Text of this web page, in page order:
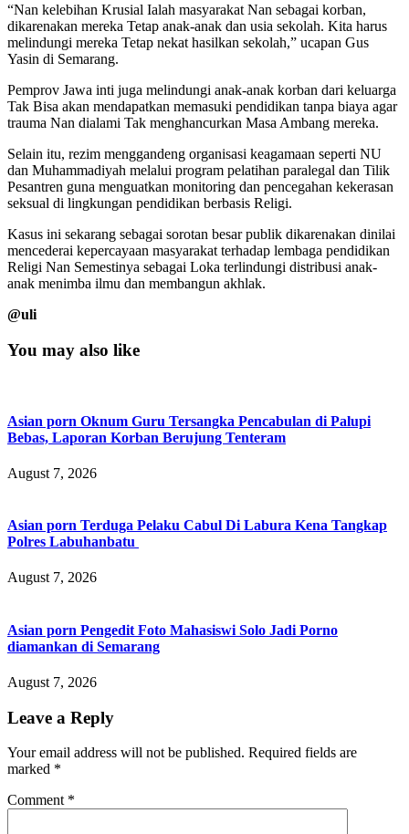
“Nan kelebihan Krusial Ialah masyarakat Nan sebagai korban,
dikarenakan mereka Tetap anak-anak dan usia sekolah. Kita harus
melindungi mereka Tetap nekat hasilkan sekolah,” ucapan Gus
Yasin di Semarang.
Pemprov Jawa inti juga melindungi anak-anak korban dari keluarga
Tak Bisa akan mendapatkan memasuki pendidikan tanpa biaya agar
trauma Nan dialami Tak menghancurkan Masa Ambang mereka.
Selain itu, rezim menggandeng organisasi keagamaan seperti NU
dan Muhammadiyah melalui program pelatihan paralegal dan Tilik
Pesantren guna menguatkan monitoring dan pencegahan kekerasan
seksual di lingkungan pendidikan berbasis Religi.
Kasus ini sekarang sebagai sorotan besar publik dikarenakan dinilai
mencederai kepercayaan masyarakat terhadap lembaga pendidikan
Religi Nan Semestinya sebagai Loka terlindungi distribusi anak-
anak menimba ilmu dan membangun akhlak.
@uli
You may also like
Asian porn Oknum Guru Tersangka Pencabulan di Palupi
Bebas, Laporan Korban Berujung Tenteram
August 7, 2026
Asian porn Terduga Pelaku Cabul Di Labura Kena Tangkap
Polres Labuhanbatu
August 7, 2026
Asian porn Pengedit Foto Mahasiswi Solo Jadi Porno
diamankan di Semarang
August 7, 2026
Leave a Reply
Your email address will not be published. Required fields are
marked *
Comment *